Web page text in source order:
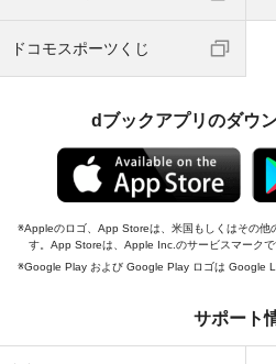
ドコモスポーツくじ
dブックアプリのダウ
Appleのロゴ、App Storeは、米国もしくはその
す。App Storeは、Apple Inc.のサービスマークで
Google Play および Google Play ロゴは Google
サポート